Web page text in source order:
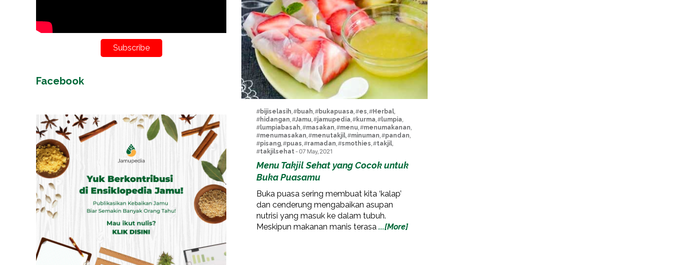
#bijiselasih, #buah, #bukapuasa, #es, #Herbal,
#hidangan, #Jamu, #jamupedia, #kurma, #lumpia,
#lumpiabasah, #masakan, #menu, #menumakanan,
#menumasakan, #menutakjil, #minuman, #pandan,
#pisang, #puas, #ramadan, #smothies, #takjil,
#takjilsehat- 07 May, 2021
Menu Takjil Sehat yang Cocok untuk
Buka Puasamu
Buka puasa sering membuat kita ‘kalap’
dan cenderung mengabaikan asupan
nutrisi yang masuk ke dalam tubuh.
Meskipun makanan manis terasa ...[More]
Subscribe
Facebook